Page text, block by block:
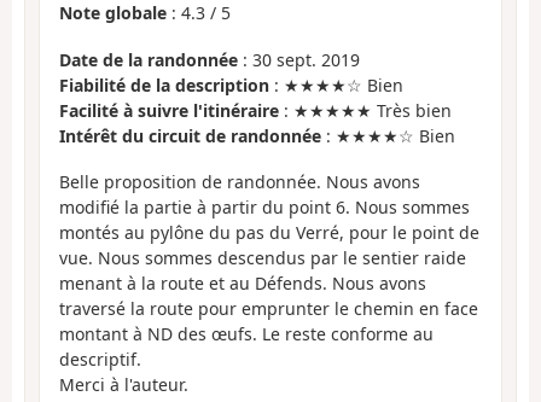
Note globale : 4.3 / 5
Date de la randonnée : 30 sept. 2019
Fiabilité de la description : ★★★★☆ Bien
Facilité à suivre l'itinéraire : ★★★★★ Très bien
Intérêt du circuit de randonnée : ★★★★☆ Bien
Belle proposition de randonnée. Nous avons
modifié la partie à partir du point 6. Nous sommes
montés au pylône du pas du Verré, pour le point de
vue. Nous sommes descendus par le sentier raide
menant à la route et au Défends. Nous avons
traversé la route pour emprunter le chemin en face
montant à ND des œufs. Le reste conforme au
descriptif.
Merci à l'auteur.